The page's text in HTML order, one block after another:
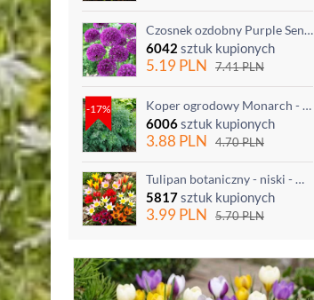
Czosnek ozdobny Purple Sensation - op. 3 szt.
6042 sztuk kupionych
5.19PLN 7.41PLN
-17% Koper ogrodowy Monarch - po ścięciu odrasta
6006sztuk kupionych
3.88 PLN 4.70PLN
Tulipan botaniczny - niski - mix kolorów - 5 szt.
5817sztuk kupionych
3.99PLN 5.70PLN